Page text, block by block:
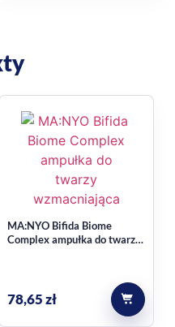
MA:NYO Bifida Biome
Complex ampułka do twarzy,
78,65zł